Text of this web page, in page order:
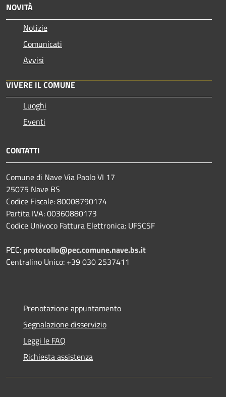
NOVITÀ
Notizie
Comunicati
Avvisi
VIVERE IL COMUNE
Luoghi
Eventi
CONTATTI
Comune di Nave Via Paolo VI 17
25075 Nave BS
Codice Fiscale: 80008790174
Partita IVA: 00360880173
Codice Univoco Fattura Elettronica: UFSCSF
PEC: protocollo@pec.comune.nave.bs.it
Centralino Unico: +39 030 2537411
Prenotazione appuntamento
Segnalazione disservizio
Leggi le FAQ
Richiesta assistenza